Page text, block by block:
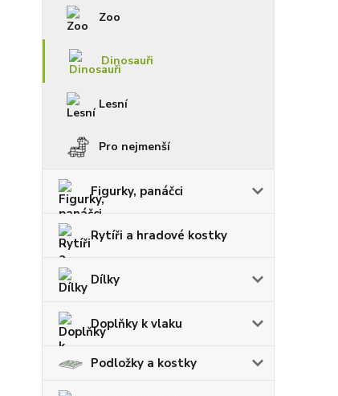
Zoo
Dinosauři
Lesní
Pro nejmenší
Figurky, panáčci
Rytíři a hradové kostky
Dílky
Doplňky k vlaku
Podložky a kostky